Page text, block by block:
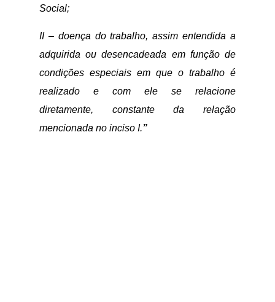
Social;
II – doença do trabalho, assim entendida a
adquirida ou desencadeada em função de
condições especiais em que o trabalho é
realizado e com ele se relacione
diretamente, constante da relação
mencionada no inciso I.”